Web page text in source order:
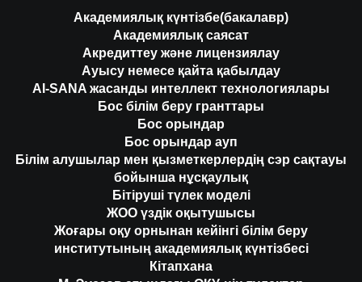
Академиялық күнтізбе(бакалавр)
Академиялық саясат
Акредиттеу және лицензиялау
Ауысу немесе қайта қабылдау
AI-SANA жасанды интеллект технологиялары
Бос білім беру гранттары
Бос орындар
Бос орындар ауп
Білім алушылар мен қызметкерлердің сэр сақтауы
бойынша нұсқаулық
Бітіруші түлек моделі
ЖОО үздік оқытушысы
Жоғары оқу орнынан кейінгі білім беру
институтының академиялық күнтізбесі
Кітапхана